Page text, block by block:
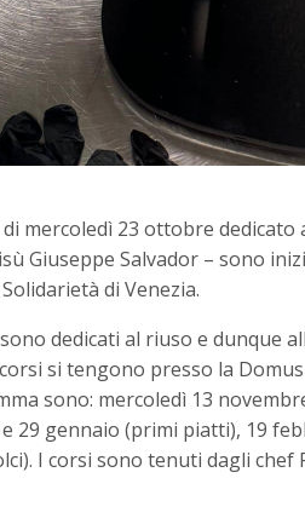
mercoledì 23 ottobre dedicato
Giuseppe Salvador – sono
di Venezia.
dedicati al riuso e dunque
si tengono presso la
sono: mercoledì 13
29 gennaio (primi piatti), 19
I corsi sono tenuti dagli chef